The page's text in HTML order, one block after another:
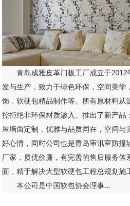
青岛成雅皮革门板工厂成立于
发与生产，致力于绿色环保，空间美学
饰，软硬包精品制作等。所有原材料从
控拒绝非环保材质渗入。推出了新产品
屋墙面定制，优雅与品质同在，空间与
好心情，同时公司也是青岛审讯室防撞
厂家，质优价廉，有完善的售后服务体
面，精于解决大型软硬包工程总规划施
本公司是中国软包协会理事...